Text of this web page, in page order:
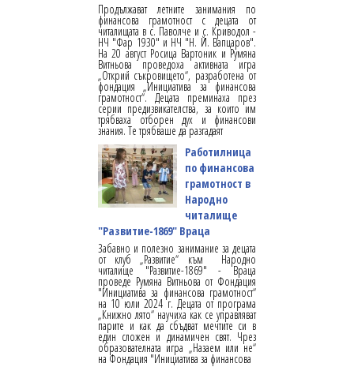
Продължават летните занимания по
финансова грамотност с децата от
читалищата в с. Паволче и с. Криводол -
НЧ "Фар 1930" и НЧ "Н. Й. Вапцаров".
На 20 август Росица Вартоник и Румяна
Витньова проведоха активната игра
„Открий съкровището“, разработена от
фондация „Инициатива за финансова
грамотност“. Децата преминаха през
серии предизвикателства, за които им
трябваха отборен дух и финансови
знания. Те трябваше да разгадаят
Работилница
по финансова
грамотност в
Народно
читалище
"Развитие-1869" Враца
Забавно и полезно занимание за децата
от клуб „Развитие“ към Народно
читалище "Развитие-1869" - Враца
проведе Румяна Витньова от Фондация
"Инициатива за финансова грамотност“
на 10 юли 2024 г. Децата от програма
„Книжно лято“ научиха как се управляват
парите и как да сбъдват мечтите си в
един сложен и динамичен свят. Чрез
образователната игра „Назаем или не“
на Фондация "Инициатива за финансова